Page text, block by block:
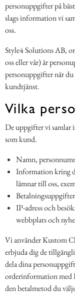
personuppgifter på
slags information vi
oss.
Style4 Solutions AB,
oss eller vår) är
personuppgifter när
kundtjänst.
Vilka
De uppgifter vi samlar
som kund.
Namn,
Information kring
lämnar till oss,
Betalningsuppgifter
IP-adress och
webbplats och
Vi använder Kustom
erbjuda dig de
dela dina
orderinformation med
den betalmetod du